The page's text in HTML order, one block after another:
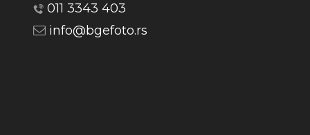
011 3343 403
info@bgefoto.rs